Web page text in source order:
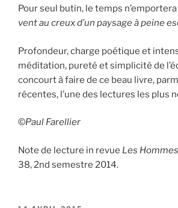
Pour seul butin, le temps n’emportera
vent au creux d’un paysage à peine
Profondeur, charge poétique et
méditation, pureté et simplicité de
concourt à faire de ce beau livre,
récentes, l’une des lectures les plus
©Paul Farellier
Note de lecture in revue Les
38, 2nd semestre 2014.